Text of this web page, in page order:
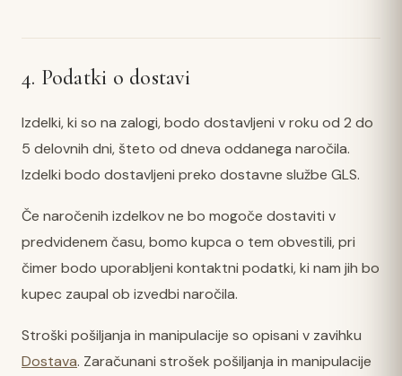
4. Podatki o dostavi
Izdelki, ki so na zalogi, bodo dostavljeni v roku od 2 do
5 delovnih dni, šteto od dneva oddanega naročila.
Izdelki bodo dostavljeni preko dostavne službe GLS.
Če naročenih izdelkov ne bo mogoče dostaviti v
predvidenem času, bomo kupca o tem obvestili, pri
čimer bodo uporabljeni kontaktni podatki, ki nam jih bo
kupec zaupal ob izvedbi naročila.
Stroški pošiljanja in manipulacije so opisani v zavihku
Dostava. Zaračunani strošek pošiljanja in manipulacije